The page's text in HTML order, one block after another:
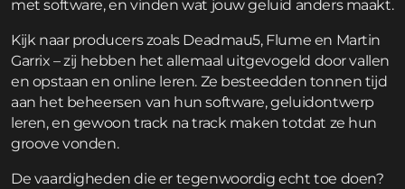
met software, en vinden wat jouw geluid anders maakt.
Kijk naar producers zoals Deadmau5, Flume en Martin
Garrix – zij hebben het allemaal uitgevogeld door vallen
en opstaan en online leren. Ze besteedden tonnen tijd
aan het beheersen van hun software, geluidontwerp
leren, en gewoon track na track maken totdat ze hun
groove vonden.
De vaardigheden die er tegenwoordig echt toe doen?